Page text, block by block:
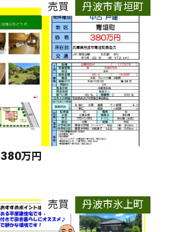
売買 丹波市青垣町
380万円
売買 丹波市氷上町